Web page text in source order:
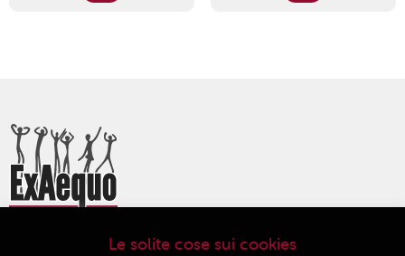
ExAequo Bottega del Mondo Cooperativa Sociale
Le solite cose sui cookies